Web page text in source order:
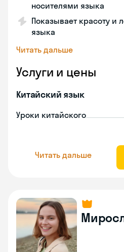
носителями языка
Показывает красоту и
языка
Читать дальше
Услуги и цены
Китайский язык
Уроки китайского
Читать дальше